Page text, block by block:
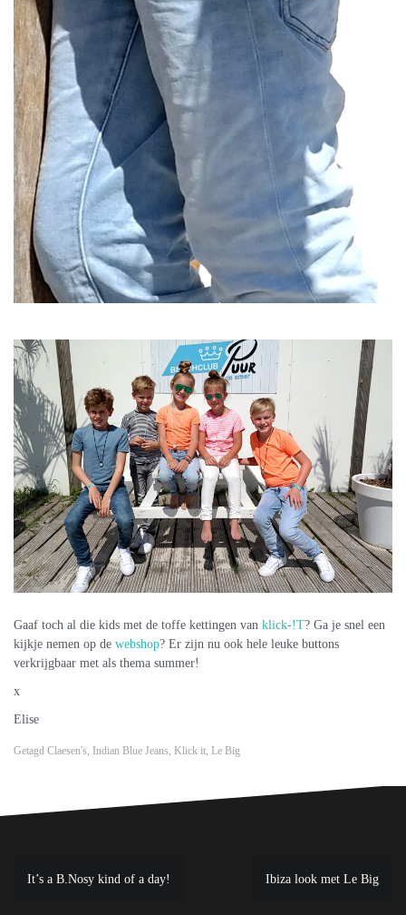
Gaaf toch al die kids met de toffe kettingen van klick-!T? Ga je snel een
kijkje nemen op de webshop? Er zijn nu ook hele leuke buttons
verkrijgbaar met als thema summer!
x
Elise
Getagd Claesen's Indian Blue Jeans Klick it Le Big
Bericht
It’s a B.Nosy kind of a day! Ibiza look met Le Big